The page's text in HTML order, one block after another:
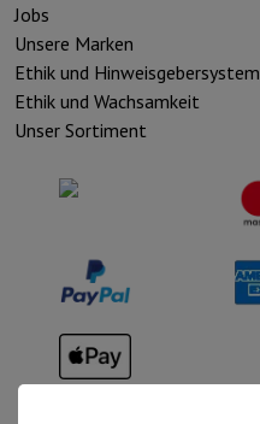
Jobs
Unsere Marken
Ethik und Hinweisgebersystem
Ethik und Wachsamkeit
Unser Sortiment